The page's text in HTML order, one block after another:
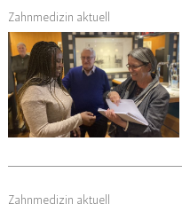
Zahnmedizin aktuell